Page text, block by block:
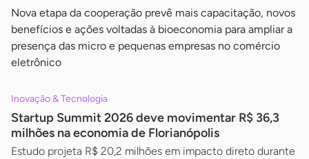
Nova etapa da cooperação prevê mais capacitação, novos
benefícios e ações voltadas à bioeconomia para ampliar a
presença das micro e pequenas empresas no comércio
eletrônico
Inovação & Tecnologia
Startup Summit 2026 deve movimentar R$ 36,3
milhões na economia de Florianópolis
Estudo projeta R$ 20,2 milhões em impacto direto durante